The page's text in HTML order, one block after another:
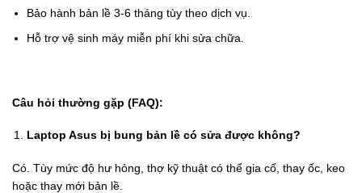
Bảo hành bản lề 3-6 tháng tùy theo dịch vụ.
Hỗ trợ vệ sinh máy miễn phí khi sửa chữa.
Câu hỏi thường gặp (FAQ):
Laptop Asus bị bung bản lề có sửa được không?
Có. Tùy mức độ hư hỏng, thợ kỹ thuật có thể gia cố, thay ốc, keo
hoặc thay mới bản lề.